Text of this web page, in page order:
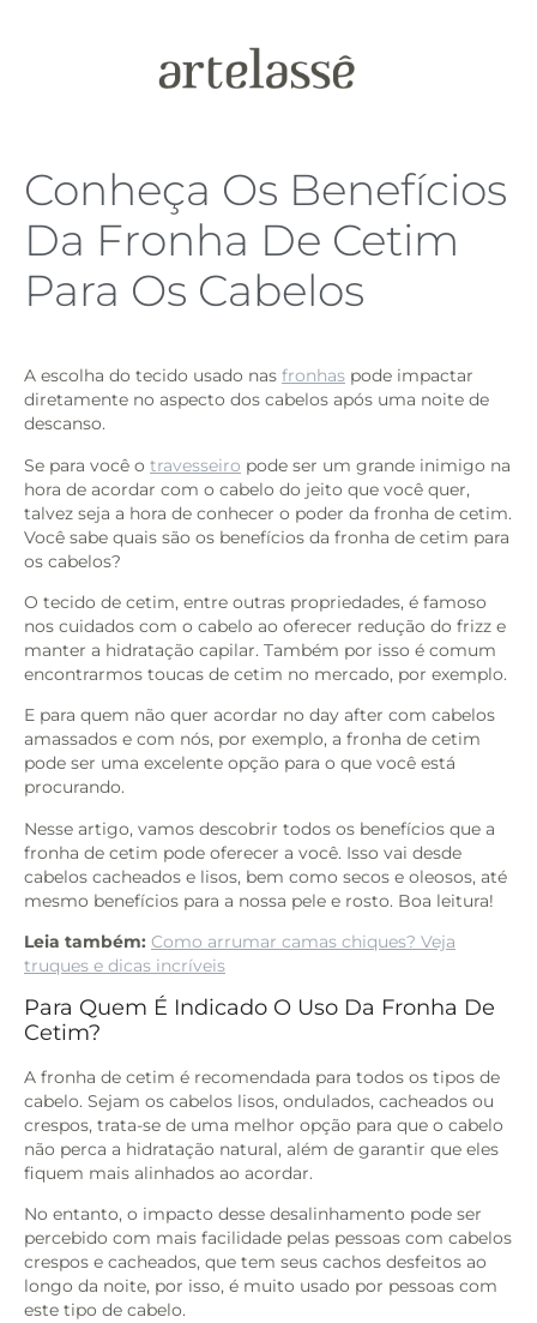
Conheça Os Benefícios
Da Fronha De Cetim
Para Os Cabelos
A escolha do tecido usado nas fronhas pode impactar
diretamente no aspecto dos cabelos após uma noite de
descanso.
Se para você o travesseiro pode ser um grande inimigo na
hora de acordar com o cabelo do jeito que você quer,
talvez seja a hora de conhecer o poder da fronha de cetim.
Você sabe quais são os benefícios da fronha de cetim para
os cabelos?
O tecido de cetim, entre outras propriedades, é famoso
nos cuidados com o cabelo ao oferecer redução do frizz e
manter a hidratação capilar. Também por isso é comum
encontrarmos toucas de cetim no mercado, por exemplo.
E para quem não quer acordar no day after com cabelos
amassados e com nós, por exemplo, a fronha de cetim
pode ser uma excelente opção para o que você está
procurando.
Nesse artigo, vamos descobrir todos os benefícios que a
fronha de cetim pode oferecer a você. Isso vai desde
cabelos cacheados e lisos, bem como secos e oleosos, até
mesmo benefícios para a nossa pele e rosto. Boa leitura!
Leia também: Como arrumar camas chiques? Veja
truques e dicas incríveis
Para Quem É Indicado O Uso Da Fronha De
Cetim?
A fronha de cetim é recomendada para todos os tipos de
cabelo. Sejam os cabelos lisos, ondulados, cacheados ou
crespos, trata-se de uma melhor opção para que o cabelo
não perca a hidratação natural, além de garantir que eles
fiquem mais alinhados ao acordar.
No entanto, o impacto desse desalinhamento pode ser
percebido com mais facilidade pelas pessoas com cabelos
crespos e cacheados, que tem seus cachos desfeitos ao
longo da noite, por isso, é muito usado por pessoas com
este tipo de cabelo.